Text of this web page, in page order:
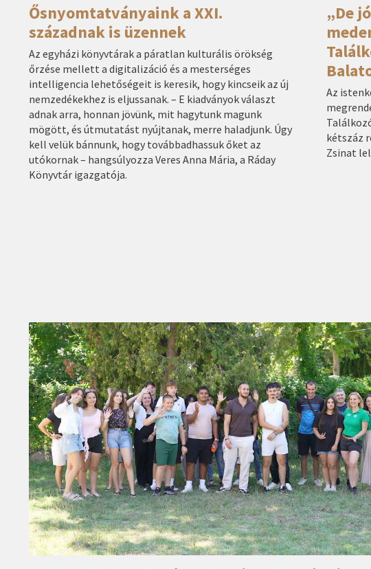
Ősnyomtatványaink a XXI.
századnak is üzennek
Az egyházi könyvtárak a páratlan kulturális örökség
őrzése mellett a digitalizáció és a mesterséges
intelligencia lehetőségeit is keresik, hogy kincseik az új
nemzedékekhez is eljussanak. – E kiadványok választ
adnak arra, honnan jövünk, mit hagytunk magunk
mögött, és útmutatást nyújtanak, merre haladjunk. Úgy
kell velük bánnunk, hogy továbbadhassuk őket az
utókornak – hangsúlyozza Veres Anna Mária, a Ráday
Könyvtár igazgatója.
„De
Az
kétszáz
Zsinat